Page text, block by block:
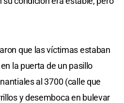
que las víctimas estaban
la puerta de un pasillo
al 3700 (calle que
y desemboca en bulevar